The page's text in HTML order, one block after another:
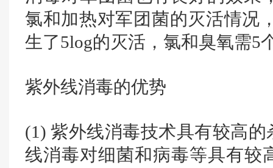
氯和加热对军团菌的灭活情况
生了5log的灭活，氯和臭氧需5
紫外线消毒的优势
(1) 紫外线消毒技术具有较高
线消毒对细菌和病毒等具有较